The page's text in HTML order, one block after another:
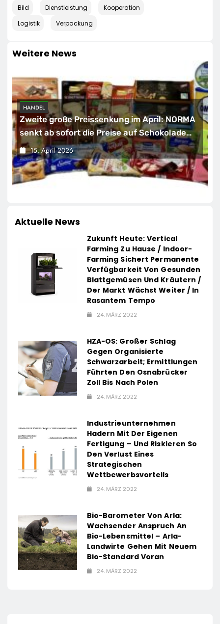
Bild Dienstleistung
Kooperation
Logistik
Verpackung
Weitere News
NORMA
süßer
WIRTSCHAFT
PR-Trendmonitor 2026: Kaum
den Gehältern
15. April 2026
Aktuelle News
Zukunft Heute: Vertical
Farming Zu Hause / Indoor-
Farming Sichert Permanente
Verfügbarkeit Von Gesunden
Blattgemüsen Und Kräutern /
Der Markt Wächst Weiter / In
Rasantem Tempo
24. MÄRZ 2022
HZA-OS: Großer Schlag
Gegen Organisierte
Schwarzarbeit; Ermittlungen
Führten Den Osnabrücker
Zoll Bis Nach Polen
24. MÄRZ 2022
Industrieunternehmen
Hadern Mit Der Eigenen
Fertigung – Und Riskieren So
Den Verlust Eines
Strategischen
Wettbewerbsvorteils
24. MÄRZ 2022
Bio-Barometer Von Arla:
Wachsender Anspruch An
Bio-Lebensmittel – Arla-
Landwirte Gehen Mit Neuem
Bio-Standard Voran
24. MÄRZ 2022